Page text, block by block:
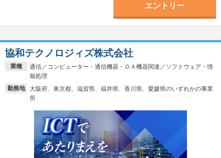
エントリー
業種
通信／コンピューター・通信機器・ＯＡ機器関連／ソフトウェア・情
報処理
勤務地
大阪府、東京都、滋賀県、福井県、香川県、愛媛県のいずれかの事業
所
協和テクノロジィズ株式会社